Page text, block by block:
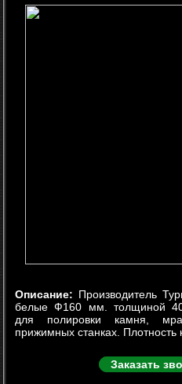
Описание: Производитель
белые Ф160 мм. толщиной
для полировки камня,
прижимных станках. Плотность
Заказать